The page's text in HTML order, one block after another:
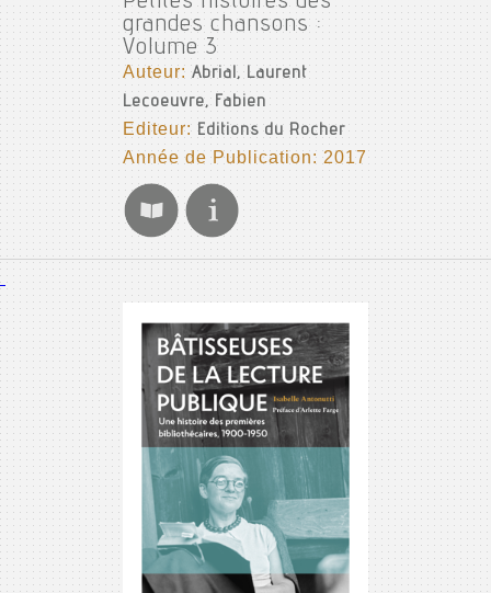
grandes chansons :
Volume 3
Auteur:Abrial, Laurent
Lecoeuvre, Fabien
Editeur: Editions du Rocher
Année de Publication: 2017